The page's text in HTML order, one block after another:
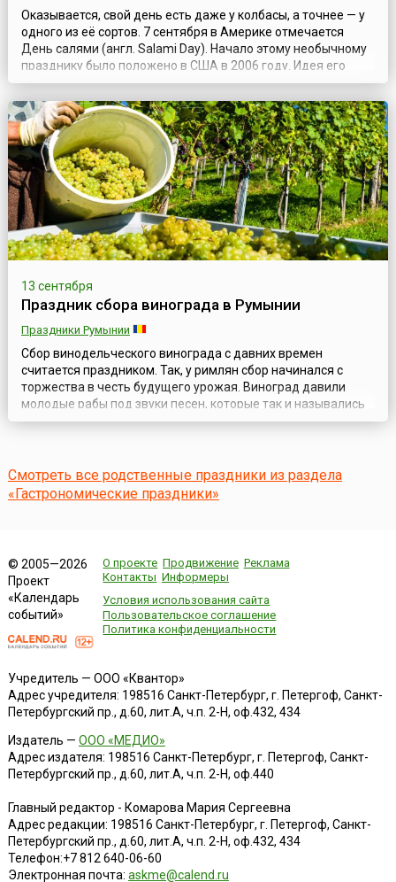
Оказывается, свой день есть даже у колбасы, а точнее — у
одного из её сортов. 7 сентября в Америке отмечается
День салями (англ. Salami Day). Начало этому необычному
празднику было положено в США в 2006 году. Идея его
проведения пришла в голову двум подругам Кристине и
Вирджинии — любительницам этого вкусного продукта.
Именно 7 сентября они, находясь у себя дома, в городе
Хенрико (штат Вирджин...
13 сентября
Праздник сбора винограда в Румынии
Праздники Румынии
Сбор винодельческого винограда с давних времен
считается праздником. Так, у римлян сбор начинался с
торжества в честь будущего урожая. Виноград давили
молодые рабы под звуки песен, которые так и назывались
«песни пресса» или «песни вина». В античности во время
вина (или в обратном поря...
Смотреть все родственные праздники из раздела
«Гастрономические праздники»
© 2005—2026
Проект
«Календарь
событий»
О проекте Продвижение Реклама
Контакты Информеры
Условия использования сайта
Пользовательское соглашение
Политика конфиденциальности
Учредитель — ООО «Квантор»
Адрес учредителя: 198516 Санкт-Петербург, г. Петергоф, Санкт-
Петербургский пр., д.60, лит.А, ч.п. 2-Н, оф.432, 434
Издатель — ООО «МЕДИО»
Адрес издателя: 198516 Санкт-Петербург, г. Петергоф, Санкт-
Петербургский пр., д.60, лит.А, ч.п. 2-Н, оф.440
Главный редактор - Комарова Мария Сергеевна
Адрес редакции: 198516 Санкт-Петербург, г. Петергоф, Санкт-
Петербургский пр., д.60, лит.А, ч.п. 2-Н, оф.432, 434
Телефон:+7 812 640-06-60
Электронная почта: askme@calend.ru